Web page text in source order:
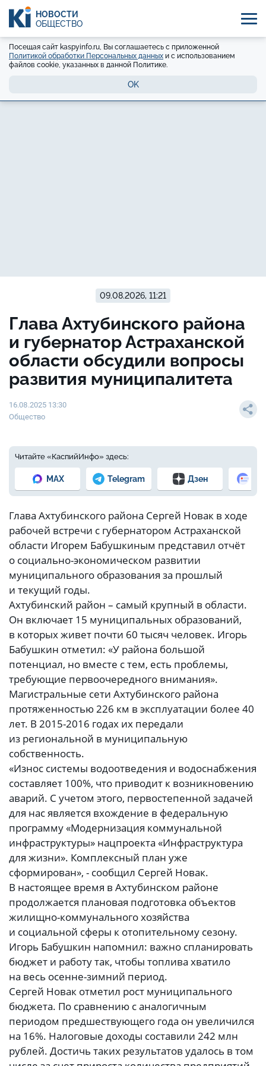
НОВОСТИ
ОБЩЕСТВО
Посещая сайт kaspyinfo.ru, Вы соглашаетесь с приложенной
Политикой обработки Персональных данных и с использованием
файлов cookie, указанных в данной Политике.
OK
09.08.2026, 11:21
Глава Ахтубинского района
и губернатор Астраханской
области обсудили вопросы
развития муниципалитета
16.08.2025 13:30
Общество
Читайте «КаспийИнфо» здесь:
MAX Telegram Дзен
Глава Ахтубинского района Сергей Новак в ходе
рабочей встречи с губернатором Астраханской
области Игорем Бабушкиным представил отчёт
о социально-экономическом развитии
муниципального образования за прошлый
и текущий годы.
Ахтубинский район – самый крупный в области.
Он включает 15 муниципальных образований,
в которых живет почти 60 тысяч человек. Игорь
Бабушкин отметил: «У района большой
потенциал, но вместе с тем, есть проблемы,
требующие первоочередного внимания».
Магистральные сети Ахтубинского района
протяженностью 226 км в эксплуатации более 40
лет. В 2015-2016 годах их передали
из региональной в муниципальную
собственность.
«Износ системы водоотведения и водоснабжения
составляет 100%, что приводит к возникновению
аварий. С учетом этого, первостепенной задачей
для нас является вхождение в федеральную
программу «Модернизация коммунальной
инфраструктуры» нацпроекта «Инфраструктура
для жизни». Комплексный план уже
сформирован», - сообщил Сергей Новак.
В настоящее время в Ахтубинском районе
продолжается плановая подготовка объектов
жилищно-коммунального хозяйства
и социальной сферы к отопительному сезону.
Игорь Бабушкин напомнил: важно спланировать
бюджет и работу так, чтобы топлива хватило
на весь осенне-зимний период.
Сергей Новак отметил рост муниципального
бюджета. По сравнению с аналогичным
периодом предшествующего года он увеличился
на 16%. Налоговые доходы составили 242 млн
рублей. Достичь таких результатов удалось в том